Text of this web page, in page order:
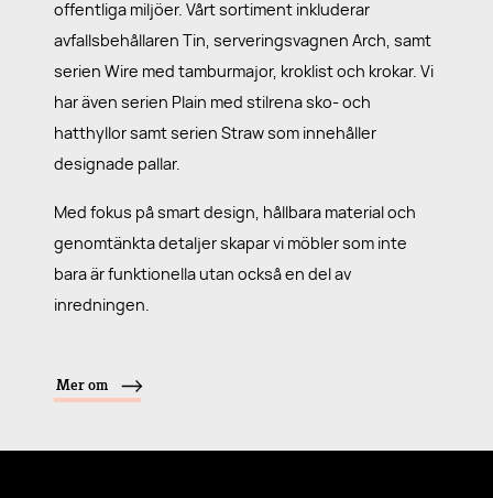
offentliga miljöer. Vårt sortiment inkluderar
avfallsbehållaren Tin, serveringsvagnen Arch, samt
serien Wire med tamburmajor, kroklist och krokar. Vi
har även serien Plain med stilrena sko- och
hatthyllor samt serien Straw som innehåller
designade pallar.
Med fokus på smart design, hållbara material och
genomtänkta detaljer skapar vi möbler som inte
bara är funktionella utan också en del av
inredningen.
Mer om